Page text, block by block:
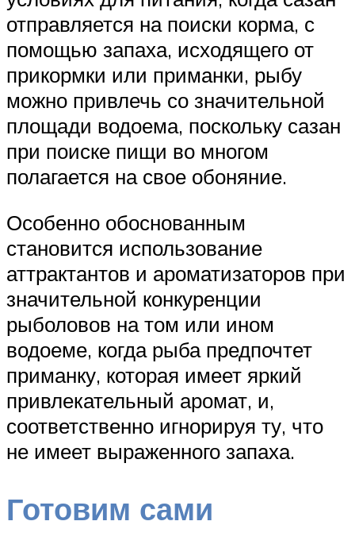
отправляется на поиски корма, с
помощью запаха, исходящего от
прикормки или приманки, рыбу
можно привлечь со значительной
площади водоема, поскольку сазан
при поиске пищи во многом
полагается на свое обоняние.
Особенно обоснованным
становится использование
аттрактантов и ароматизаторов при
значительной конкуренции
рыболовов на том или ином
водоеме, когда рыба предпочтет
приманку, которая имеет яркий
привлекательный аромат, и,
соответственно игнорируя ту, что
не имеет выраженного запаха.
Готовим сами